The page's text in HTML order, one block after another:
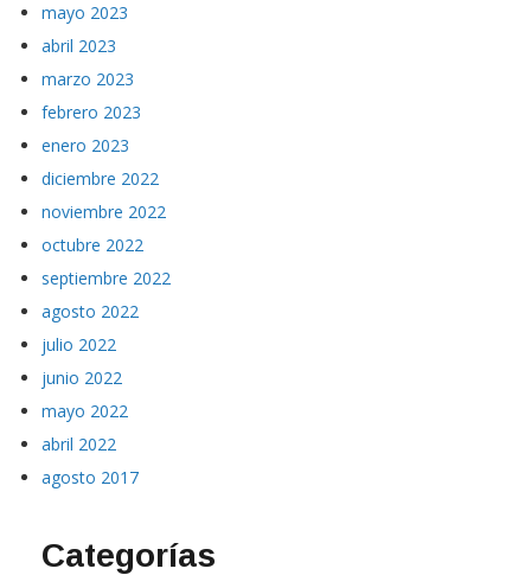
mayo 2023
abril 2023
marzo 2023
febrero 2023
enero 2023
diciembre 2022
noviembre 2022
octubre 2022
septiembre 2022
agosto 2022
julio 2022
junio 2022
mayo 2022
abril 2022
agosto 2017
Categorías